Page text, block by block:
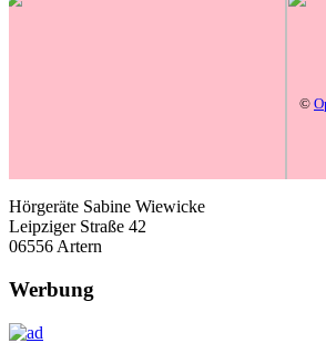
©
Hörgeräte Sabine Wiewicke
Leipziger Straße 42
06556 Artern
Werbung